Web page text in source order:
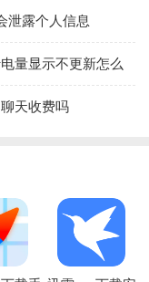
泄露个人信息
量显示不更新怎么
天收费吗